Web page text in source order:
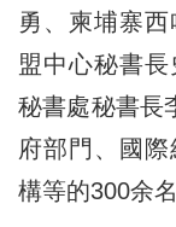
勇、柬埔寨
盟中心秘書
秘書處秘書長
府部門、國
構等的300余